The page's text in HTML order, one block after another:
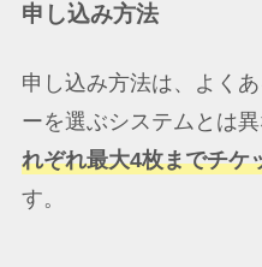
申し込み方法
申し込み方法は、よく
ーを選ぶシステムとは異
れぞれ最大4枚までチケ
す。